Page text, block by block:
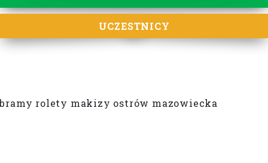
UCZESTNICY